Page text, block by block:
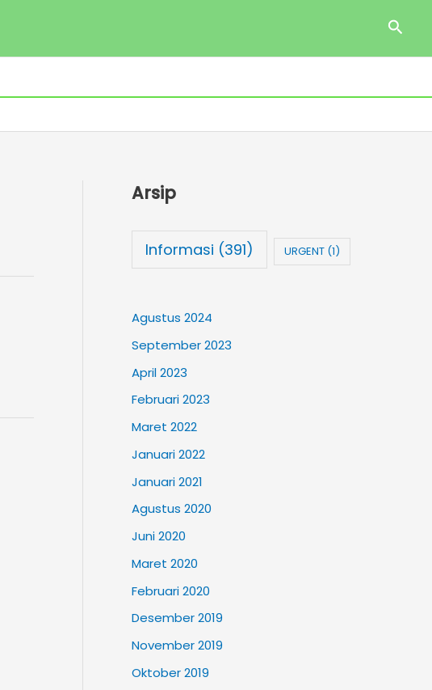
Cari
Arsip
Informasi (391) URGENT (1)
Agustus 2024
September 2023
April 2023
Februari 2023
Maret 2022
Januari 2022
Januari 2021
Agustus 2020
Juni 2020
Maret 2020
Februari 2020
Desember 2019
November 2019
Oktober 2019